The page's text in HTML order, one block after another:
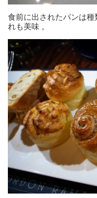
食前に出されたパンは種
れも美味 。